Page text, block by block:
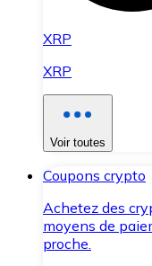
XRP
XRP
Voir toutes
Coupons crypto
Achetez des
moyens de
proche.